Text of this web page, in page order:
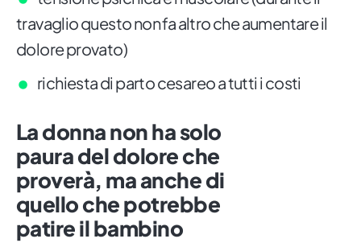
travaglio questo non fa altro che aumentare il
dolore provato)
richiesta di parto cesareo a tutti i costi
La donna non ha solo
paura del dolore che
proverà, ma anche di
quello che potrebbe
patire il bambino